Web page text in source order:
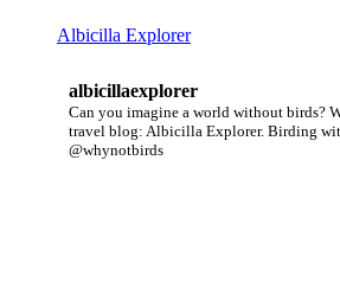
Albicilla Explorer
albicillaexplorer
Can you imagine a world without birds?
travel blog: Albicilla Explorer. Birding
@whynotbirds